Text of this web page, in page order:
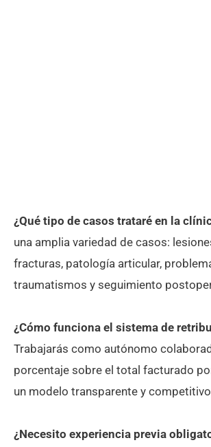
¿Qué tipo de casos trataré en la
una amplia variedad de casos:
fracturas, patología articular,
traumatismos y seguimiento
¿Cómo funciona el sistema de
Trabajarás como autónomo
porcentaje sobre el total facturado
un modelo transparente y
¿Necesito experiencia previa